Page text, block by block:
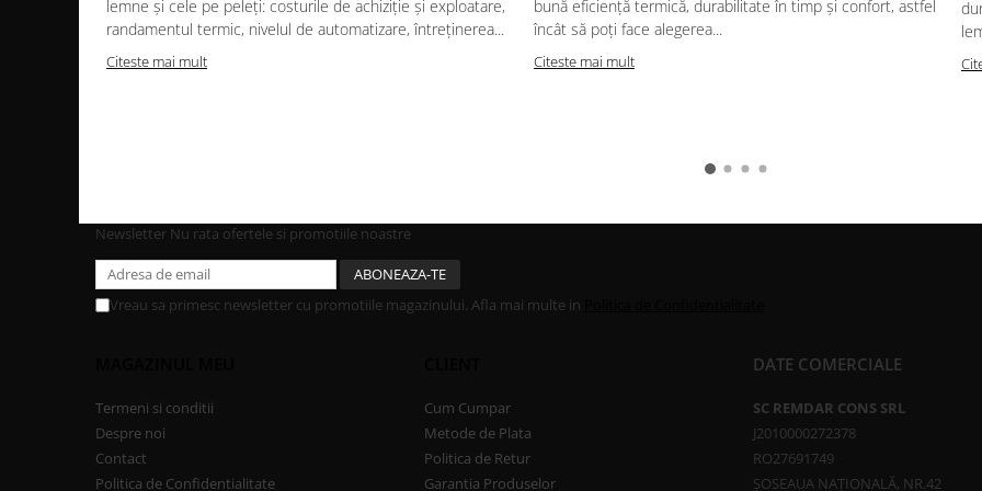
SOBE CU PLITĂ
BLATURI DE LUCRU
CIAUNE & VASE DE GĂTIT
INCALZITOARE TERASA CU GAZ
INCALZITOARE TERASA CU PELETI
SOBE DE EXTERIOR
PURIFICAREA AERULUI
lemne și cele pe peleți: costurile de achiziție și exploatare,
randamentul termic, nivelul de automatizare, întreținerea...
Citeste mai mult
bună eficiență termică, durabilitate în timp și confort, astfel
încât să poți face alegerea...
Citeste mai mult
Newsletter Nu rata ofertele si promotiile noastre
Vreau sa primesc newsletter cu promotiile magazinului. Afla mai multe in
Termeni si conditii
Despre noi
Contact
Politica de Confidentialitate
Cum Cumpar
Metode de Plata
Politica de Retur
Garantia Produselor
DATE COMERCIALE
SC REMDAR CONS SRL
J2010000272378
RO27691749
ȘOSEAUA NAȚIONALĂ, NR.42